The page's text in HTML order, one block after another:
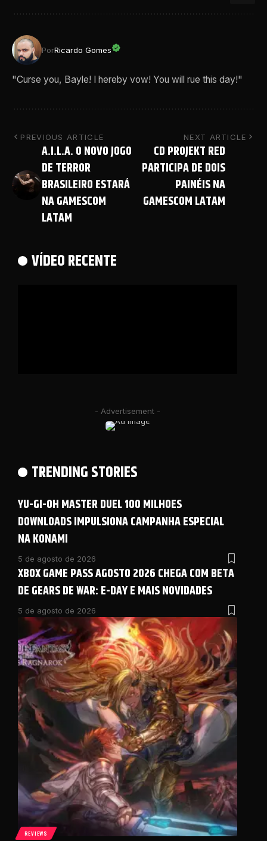
PorRicardo Gomes
"Curse you, Bayle! I hereby vow! You will rue this day!"
PREVIOUS ARTICLE
A.I.L.A. O NOVO JOGO
DE TERROR
BRASILEIRO ESTARÁ
NA GAMESCOM
LATAM
NEXT ARTICLE
CD PROJEKT RED
PARTICIPA DE DOIS
PAINÉIS NA
GAMESCOM LATAM
VÍDEO RECENTE
- Advertisement -
TRENDING STORIES
YU-GI-OH MASTER DUEL 100 MILHOES
DOWNLOADS IMPULSIONA CAMPANHA ESPECIAL
NA KONAMI
5 de agosto de 2026
XBOX GAME PASS AGOSTO 2026 CHEGA COM BETA
DE GEARS DE WAR: E-DAY E MAIS NOVIDADES
5 de agosto de 2026
REVIEWS